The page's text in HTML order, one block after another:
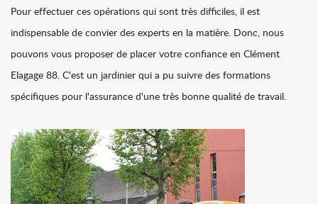
Pour effectuer ces opérations qui sont très difficiles, il est
indispensable de convier des experts en la matière. Donc, nous
pouvons vous proposer de placer votre confiance en Clément
Elagage 88. C'est un jardinier qui a pu suivre des formations
spécifiques pour l'assurance d'une très bonne qualité de travail.